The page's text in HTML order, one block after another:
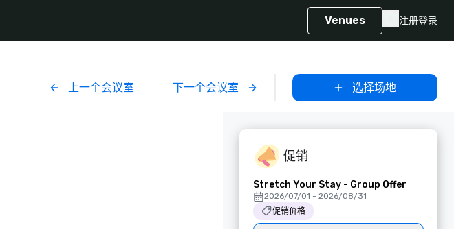
Venues 注册登录
上一个会议室 下一个会议室 选择场地
促销
Stretch Your Stay - Group Offer
2026/07/01 - 2026/08/31
促销价格